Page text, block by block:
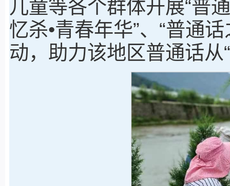
儿童等各个群体开展“普
忆杀•青春年华”、“普通
动，助力该地区普通话从